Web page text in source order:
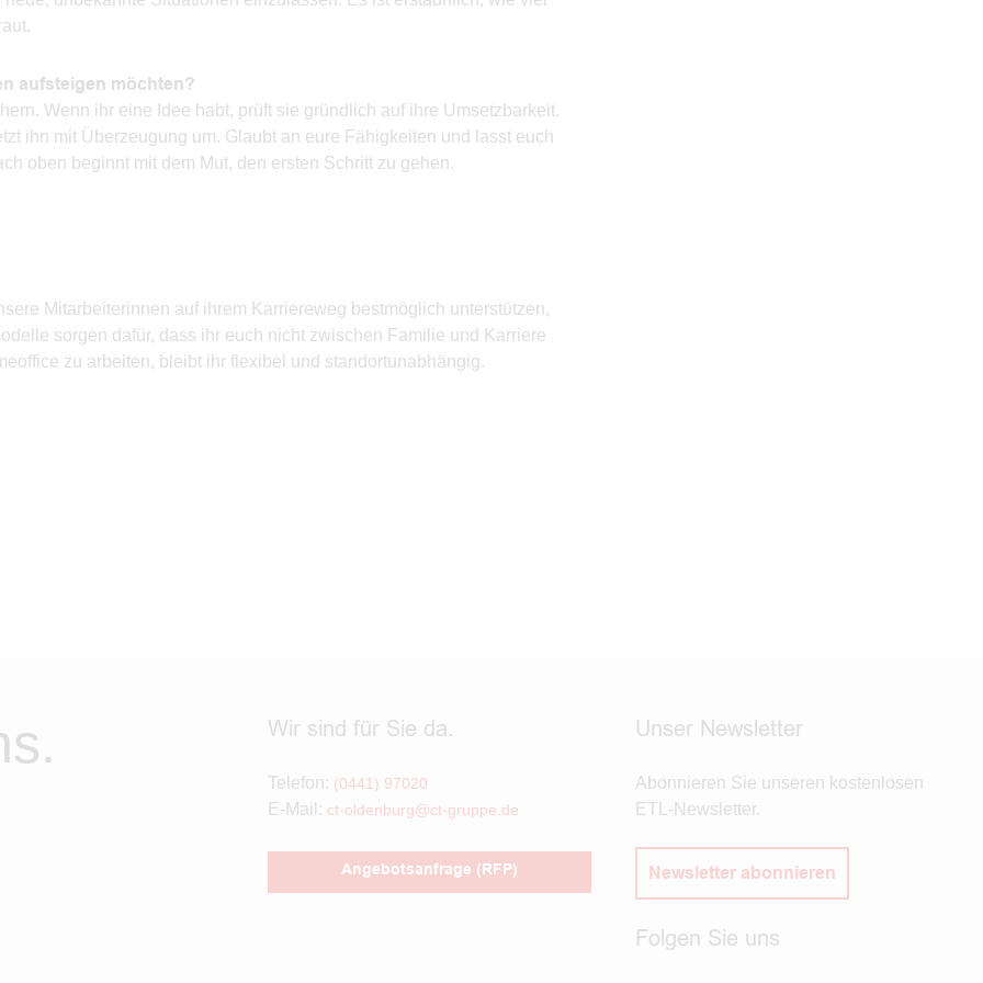
aufsteigen möchten?
Wenn ihr eine Idee habt, prüft sie gründlich auf ihre Umsetzbarkeit.
ihn mit Überzeugung um. Glaubt an eure Fähigkeiten und lasst euch
oben beginnt mit dem Mut, den ersten Schritt zu gehen.
Mitarbeiterinnen auf ihrem Karriereweg bestmöglich unterstützen,
sorgen dafür, dass ihr euch nicht zwischen Familie und Karriere
zu arbeiten, bleibt ihr flexibel und standortunabhängig.
Wir sind für Sie da.
Telefon: (0441) 97020
E-Mail: ct-oldenburg@ct-gruppe.de
Angebotsanfrage (RFP)
Unser Newsletter
Abonnieren Sie unseren kostenlosen
ETL-Newsletter.
Newsletter abonnieren
Folgen Sie uns